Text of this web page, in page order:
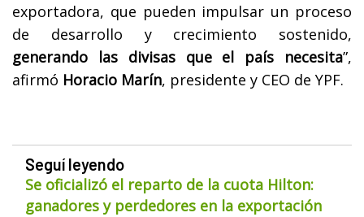
exportadora, que pueden impulsar un proceso
de desarrollo y crecimiento sostenido,
generando las divisas que el país necesita”,
afirmó Horacio Marín, presidente y CEO de YPF.
Seguí leyendo
Se oficializó el reparto de la cuota Hilton:
ganadores y perdedores en la exportación